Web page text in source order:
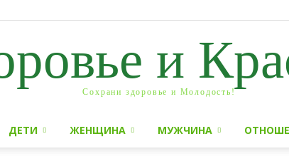
и
Сохрани здоровье и Молодость!
ДЕТИ ЖЕНЩИНА МУЖЧИНА